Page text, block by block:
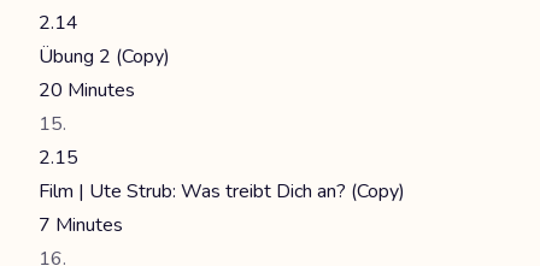
2.14
Übung 2 (Copy)
20 Minutes
2.15
Film | Ute Strub: Was treibt Dich an? (Copy)
7 Minutes